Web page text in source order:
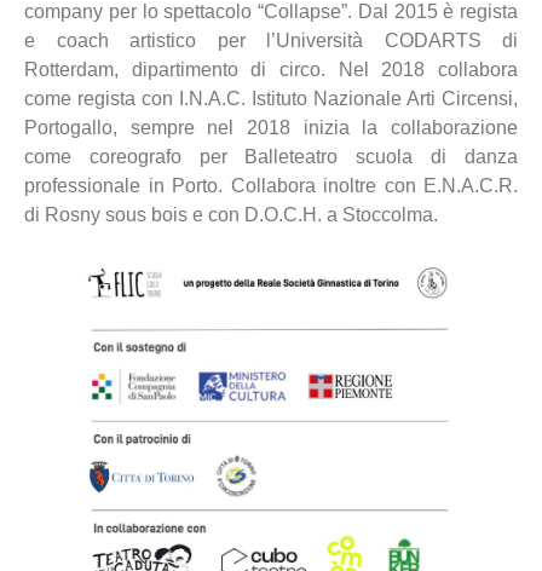
company per lo spettacolo “Collapse”. Dal 2015 è regista
e coach artistico per l’Università CODARTS di
Rotterdam, dipartimento di circo. Nel 2018 collabora
come regista con I.N.A.C. Istituto Nazionale Arti Circensi,
Portogallo, sempre nel 2018 inizia la collaborazione
come coreografo per Balleteatro scuola di danza
professionale in Porto. Collabora inoltre con E.N.A.C.R.
di Rosny sous bois e con D.O.C.H. a Stoccolma.